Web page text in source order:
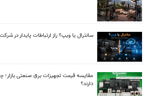
سانترال یا ویپ؟ راز ارتباطات پایدار در
مقایسه قیمت تجهیزات برق صنعتی بازار؛
دارند؟